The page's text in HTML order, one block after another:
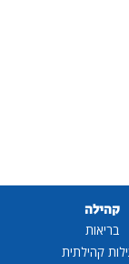
קהילה
בריאות
קהילתית